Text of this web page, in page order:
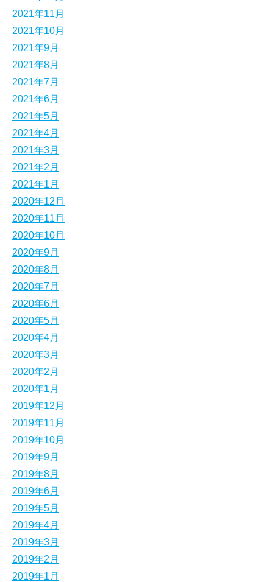
2021年11月
2021年10月
2021年9月
2021年8月
2021年7月
2021年6月
2021年5月
2021年4月
2021年3月
2021年2月
2021年1月
2020年12月
2020年11月
2020年10月
2020年9月
2020年8月
2020年7月
2020年6月
2020年5月
2020年4月
2020年3月
2020年2月
2020年1月
2019年12月
2019年11月
2019年10月
2019年9月
2019年8月
2019年6月
2019年5月
2019年4月
2019年3月
2019年2月
2019年1月